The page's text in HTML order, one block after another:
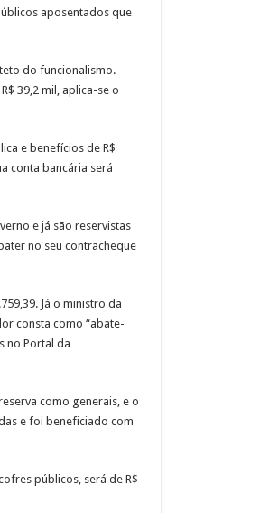
aposentados que
do funcionalismo.
39,2 mil, aplica-se o
e benefícios de R$
conta bancária será
e já são reservistas
no seu contracheque
Já o ministro da
consta como “abate-
no Portal da
como generais, e o
e foi beneficiado com
públicos, será de R$